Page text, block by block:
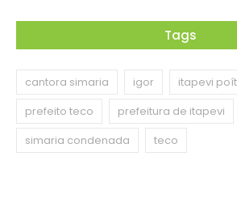
Tags
cantora simaria igor
itapevi
prefeito teco
prefeitura de itapevi
simaria condenada
teco